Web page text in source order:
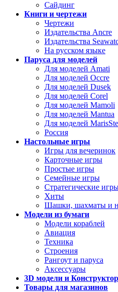
Сайдинг
Книги и чертежи
Чертежи
Издательства Ancre
Издательства
На русском языке
Паруса для моделей
Для моделей Amati
Для моделей Occre
Для моделей Dusek
Для моделей Corel
Для моделей Mamoli
Для моделей Mantua
Для моделей
Россия
Настольные игры
Игры для вечеринок
Карточные игры
Простые игры
Семейные игры
Стратегические
Хиты
Шашки, шахматы и
Модели из бумаги
Модели кораблей
Авиация
Техника
Строения
Рангоут и паруса
Аксессуары
3D модели и
Товары для магазинов